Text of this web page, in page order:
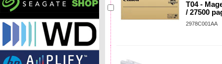
T04 -
/ 27500
2978C001AA